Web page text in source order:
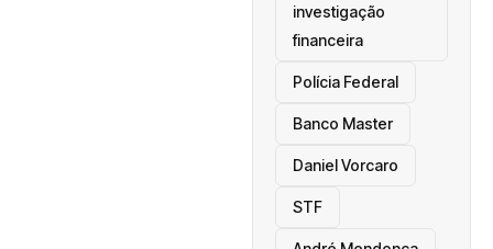
investigação
financeira
Polícia Federal
Banco Master
Daniel Vorcaro
STF